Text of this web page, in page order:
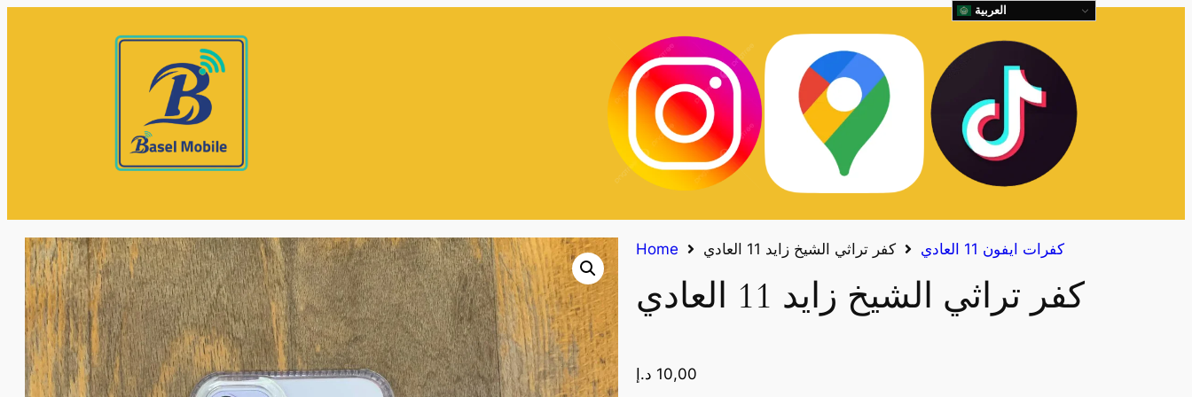
Home كفرات ايفون 11 العادي كفر تراثي الشيخ زايد 11 العادي
كفر تراثي الشيخ زايد 11 العادي
10,00 د.إ
العربية